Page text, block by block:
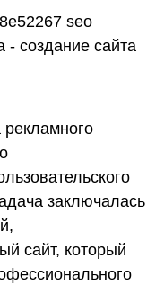
заключалась
сайт, который